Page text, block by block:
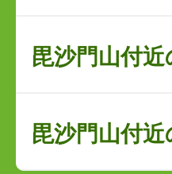
毘沙門山付近
毘沙門山付